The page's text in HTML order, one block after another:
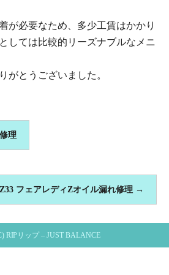
が必要なため、多少工賃はかかり
しては比較的リーズナブルなメニ
がとうございました。
理
Z33 フェアレディZオイル漏れ修理 →
RIPリップ – JUST BALANCE